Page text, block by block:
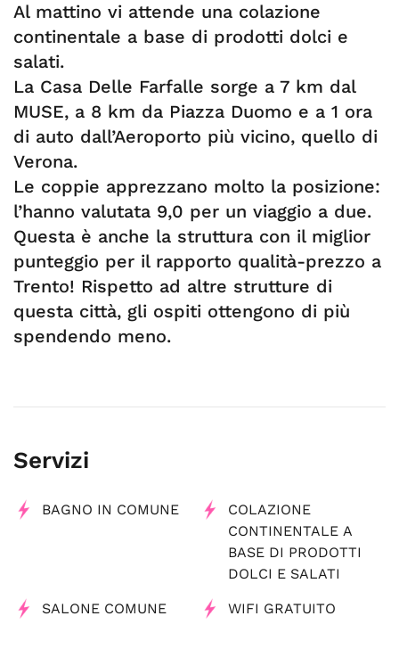
Al mattino vi attende una colazione
continentale a base di prodotti dolci e
salati.
La Casa Delle Farfalle sorge a 7 km dal
MUSE, a 8 km da Piazza Duomo e a 1 ora
di auto dall’Aeroporto più vicino, quello di
Verona.
Le coppie apprezzano molto la posizione:
l’hanno valutata 9,0 per un viaggio a due.
Questa è anche la struttura con il miglior
punteggio per il rapporto qualità-prezzo a
Trento! Rispetto ad altre strutture di
questa città, gli ospiti ottengono di più
spendendo meno.
Servizi
BAGNO IN COMUNE
COLAZIONE
CONTINENTALE A
BASE DI PRODOTTI
DOLCI E SALATI
SALONE COMUNE WIFI GRATUITO